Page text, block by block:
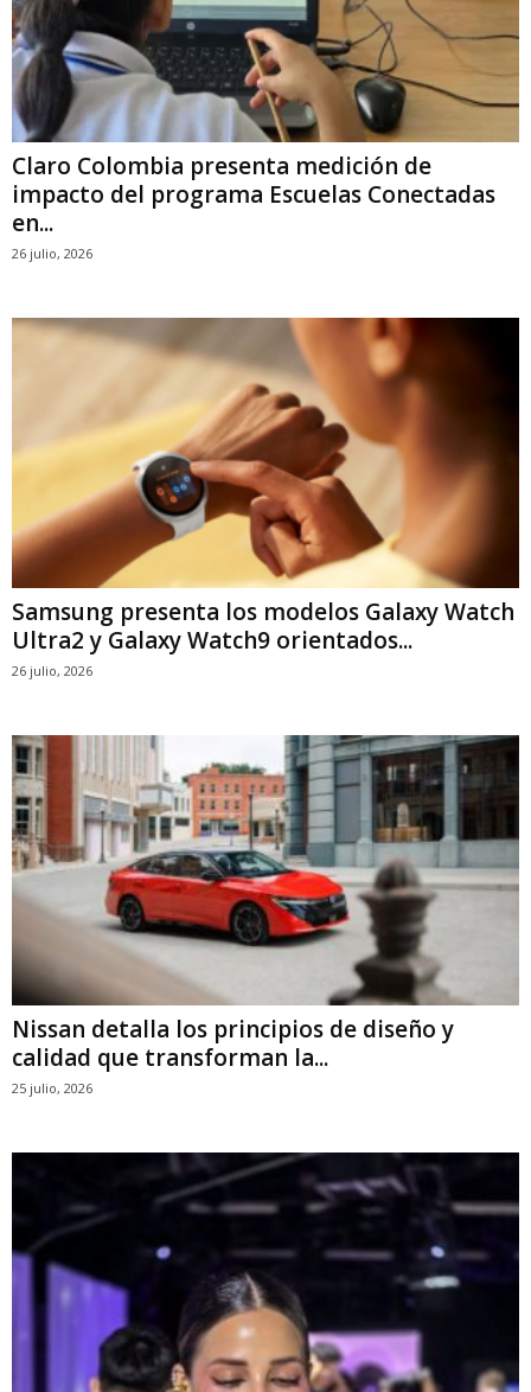
Claro Colombia presenta medición de
impacto del programa Escuelas Conectadas
en...
26 julio, 2026
Samsung presenta los modelos Galaxy Watch
Ultra2 y Galaxy Watch9 orientados...
26 julio, 2026
Nissan detalla los principios de diseño y
calidad que transforman la...
25 julio, 2026